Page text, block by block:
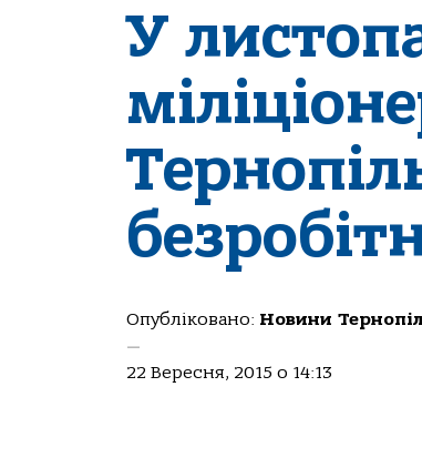
У
Опубліковано: Новини
—
22 Вересня, 2015 о 14:13